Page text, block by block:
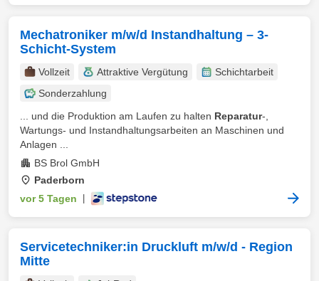
Mechatroniker m/w/d Instandhaltung – 3-
Schicht-System
Vollzeit Attraktive Vergütung
Schichtarbeit
Sonderzahlung
... und die Produktion am Laufen zu halten Reparatur-,
Wartungs- und Instandhaltungsarbeiten an Maschinen und
Anlagen ...
BS Brol GmbH
Paderborn
vor 5 Tagen
Servicetechniker:in Druckluft m/w/d - Region
Mitte